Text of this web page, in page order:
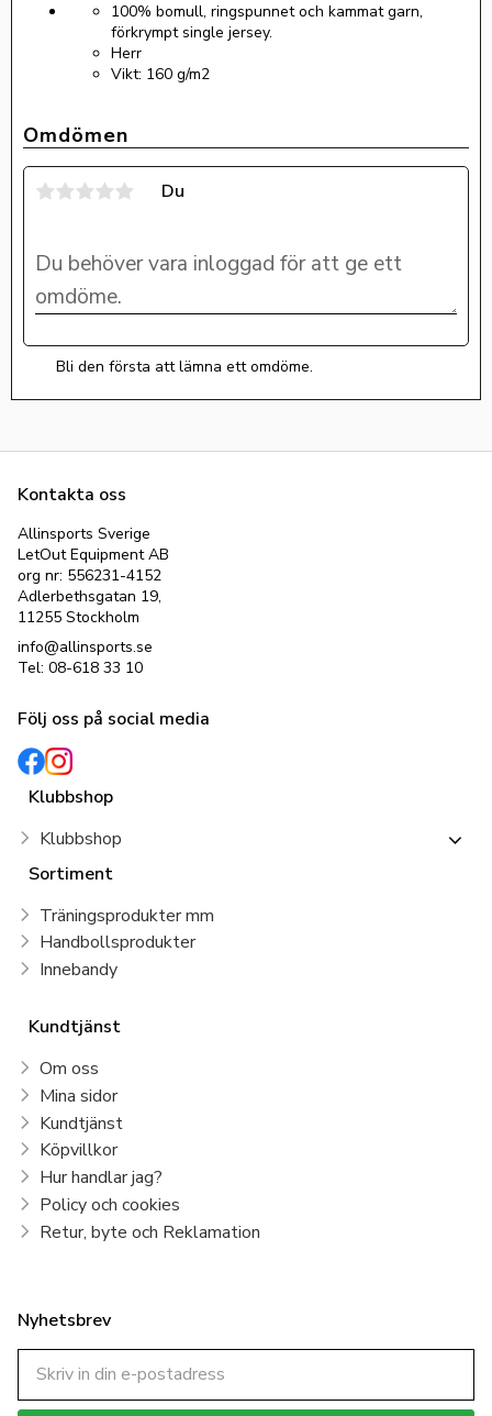
100% bomull, ringspunnet och kammat garn,
förkrympt single jersey.
Herr
Vikt: 160 g/m2
Omdömen
Du
Bli den första att lämna ett omdöme.
Kontakta oss
Allinsports Sverige
LetOut Equipment AB
org nr: 556231-4152
Adlerbethsgatan 19,
11255 Stockholm
info@allinsports.se
Tel: 08-618 33 10
Följ oss på social media
Klubbshop
Klubbshop
Sortiment
Träningsprodukter mm
Handbollsprodukter
Innebandy
Kundtjänst
Om oss
Mina sidor
Kundtjänst
Köpvillkor
Hur handlar jag?
Policy och cookies
Retur, byte och Reklamation
Nyhetsbrev